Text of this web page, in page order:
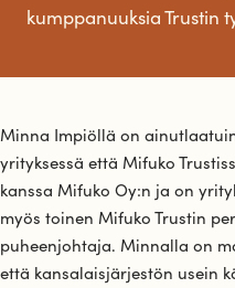
kumppanuuksia Trustin
Minna Impiöllä on
yrityksessä että Mifuko
kanssa Mifuko Oy:n ja on
myös toinen Mifuko Trustin
puheenjohtaja. Minnalla on
että kansalaisjärjestön usein